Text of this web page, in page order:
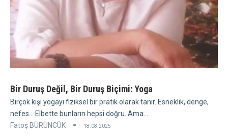
Bir Duruş Değil, Bir Duruş Biçimi: Yoga
Birçok kişi yogayı fiziksel bir pratik olarak tanır. Esneklik, denge,
nefes... Elbette bunların hepsi doğru. Ama...
Fatoş BÜRÜNCÜK
18.08.2025